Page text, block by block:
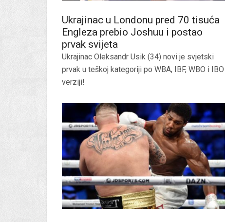
Ukrajinac u Londonu pred 70 tisuća
Engleza prebio Joshuu i postao
prvak svijeta
Ukrajinac Oleksandr Usik (34) novi je svjetski
prvak u teškoj kategoriji po WBA, IBF, WBO i IBO
verziji!